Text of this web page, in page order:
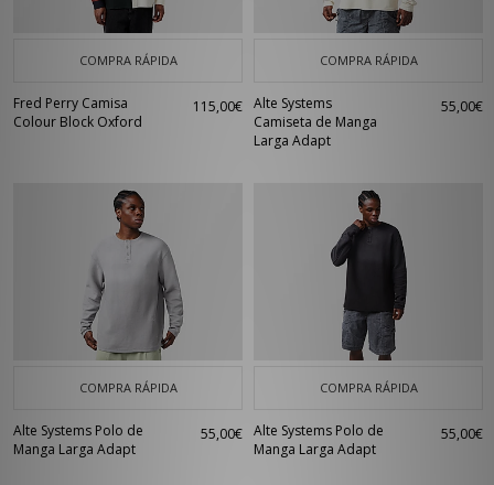
COMPRA RÁPIDA
Fred Perry Camisa
Colour Block Oxford
115,00€
COMPRA RÁPIDA
Alte Systems
Camiseta de Manga
Larga Adapt
55,00€
COMPRA RÁPIDA
Alte Systems Polo de
Manga Larga Adapt
55,00€
COMPRA RÁPIDA
Alte Systems Polo de
Manga Larga Adapt
55,00€